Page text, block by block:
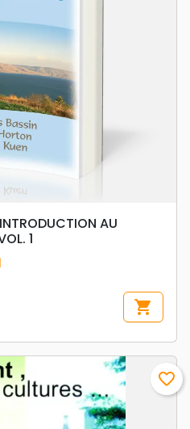
AU
1
shopping_cart
favorite_border